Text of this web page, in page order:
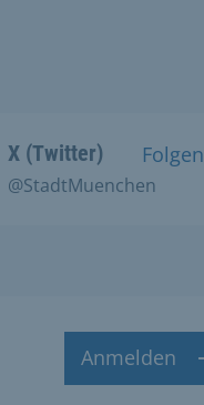
X (Twitter)
@StadtMuenchen
Folgen
Anmelden